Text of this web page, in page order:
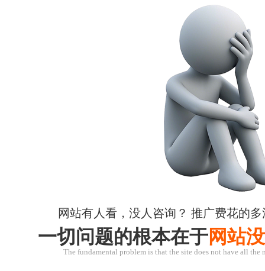
网站有人看，没人咨询？ 推广费花的
一切问题的根本在于网站
The fundamental problem is that the site does not have all the